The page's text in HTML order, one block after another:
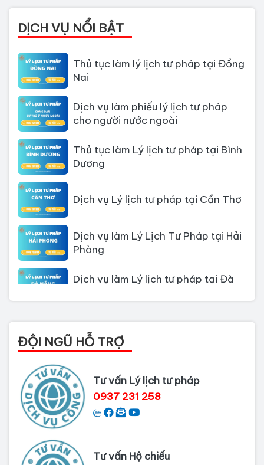
DỊCH VỤ NỔI BẬT
Thủ tục làm Lý Lịch Tư Pháp tại Hồ
Chí Minh
Nai
cho người nước ngoài
Dương
Phòng
Nẵng
Chí Minh
Thủ tục làm lý lịch tư pháp tại Đồng
Dịch vụ làm phiếu lý lịch tư pháp
cho người nước ngoài
Dương
ĐỘI NGŨ HỖ TRỢ
Tư vấn Lý lịch tư pháp
0937 231 258
Tư vấn Hộ chiếu